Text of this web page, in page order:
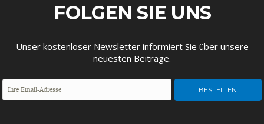
FOLGEN SIE UNS
Unser kostenloser Newsletter informiert Sie über unsere
neuesten Beiträge.